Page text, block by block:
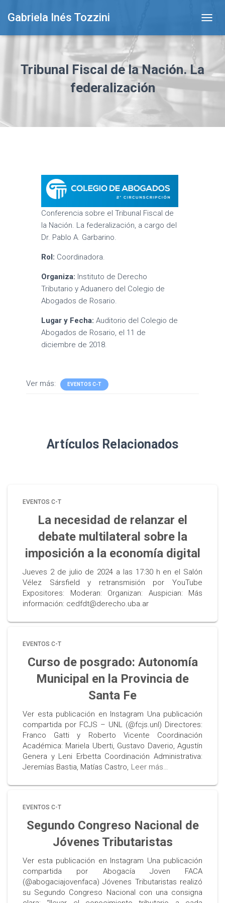
Gabriela Inés Tozzini
O
A
Tribunal Fiscal de la Nación. La
federalización
Conferencia sobre el Tribunal Fiscal de
la Nación. La federalización, a cargo del
Dr. Pablo A. Garbarino.
Rol: Coordinadora.
Organiza: Instituto de Derecho
Tributario y Aduanero del Colegio de
Abogados de Rosario.
Lugar y Fecha: Auditorio del Colegio de
Abogados de Rosario, el 11 de
diciembre de 2018.
Ver más: EVENTOS C-T
Artículos Relacionados
EVENTOS C-T
La necesidad de relanzar el
debate multilateral sobre la
imposición a la economía digital
Jueves 2 de julio de 2024 a las 17:30 h en el Salón
Vélez Sársfield y retransmisión por YouTube
Expositores: Moderan: Organizan: Auspician: Más
información: cedfdt@derecho.uba.ar
EVENTOS C-T
Curso de posgrado: Autonomía
Municipal en la Provincia de
Santa Fe
Ver esta publicación en Instagram Una publicación
compartida por FCJS – UNL (@fcjs.unl) Directores:
Franco Gatti y Roberto Vicente Coordinación
Académica: Mariela Uberti, Gustavo Daverio, Agustín
Genera y Leni Erbetta Coordinación Administrativa:
Jeremías Bastia, Matías Castro, Leer más…
EVENTOS C-T
Segundo Congreso Nacional de
Jóvenes Tributaristas
Ver esta publicación en Instagram Una publicación
compartida por Abogacía Joven FACA
(@abogaciajovenfaca) Jóvenes Tributaristas realizó
su Segundo Congreso Nacional con una consigna